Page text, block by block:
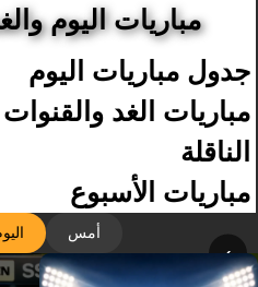
مباريات اليوم
جدول مباريات اليوم
مباريات الغد والقنوات
الناقلة
مباريات الأسبوع
أمس
›